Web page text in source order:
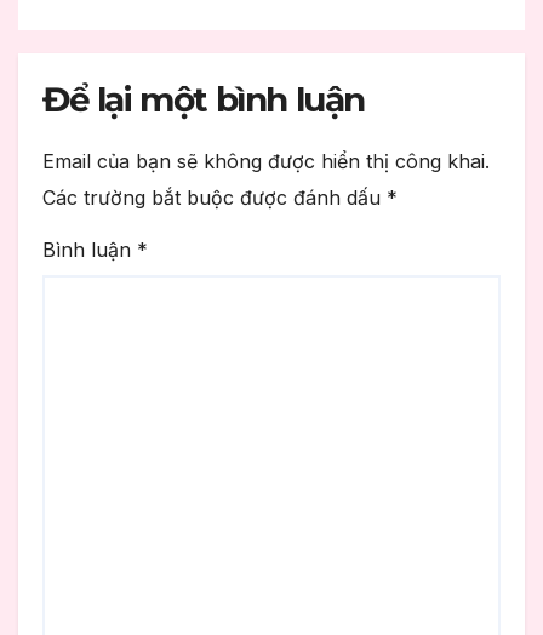
Để lại một bình luận
Email của bạn sẽ không được hiển thị công khai.
Các trường bắt buộc được đánh dấu *
Bình luận *